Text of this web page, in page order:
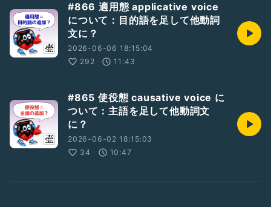
#866 適用態 applicative voice
について：目的語を足して他動詞
文に？
2026-06-06 18:15:04
292
11:43
#865 使役態 causative voice に
ついて：主語を足して他動詞文
に？
2026-06-02 18:15:03
34
10:47